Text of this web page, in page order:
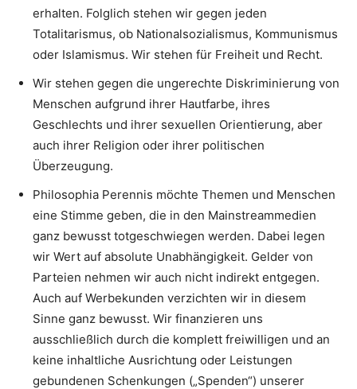
erhalten. Folglich stehen wir gegen jeden
Totalitarismus, ob Nationalsozialismus, Kommunismus
oder Islamismus. Wir stehen für Freiheit und Recht.
Wir stehen gegen die ungerechte Diskriminierung von
Menschen aufgrund ihrer Hautfarbe, ihres
Geschlechts und ihrer sexuellen Orientierung, aber
auch ihrer Religion oder ihrer politischen
Überzeugung.
Philosophia Perennis möchte Themen und Menschen
eine Stimme geben, die in den Mainstreammedien
ganz bewusst totgeschwiegen werden. Dabei legen
wir Wert auf absolute Unabhängigkeit. Gelder von
Parteien nehmen wir auch nicht indirekt entgegen.
Auch auf Werbekunden verzichten wir in diesem
Sinne ganz bewusst. Wir finanzieren uns
ausschließlich durch die komplett freiwilligen und an
keine inhaltliche Ausrichtung oder Leistungen
gebundenen Schenkungen („Spenden“) unserer